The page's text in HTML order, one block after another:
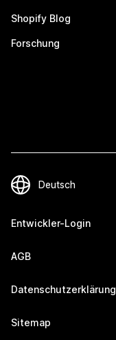
Shopify Blog
Forschung
Entwickler-Login
AGB
Datenschutzerklärung
Sitemap